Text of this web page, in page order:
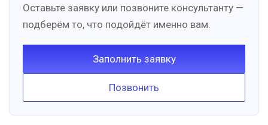
Оставьте заявку или позвоните консультанту —
подберём то, что подойдёт именно вам.
Заполнить заявку
Позвонить